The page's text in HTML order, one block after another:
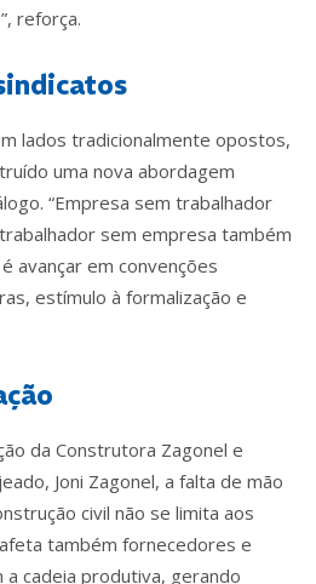
reforça.
lados tradicionalmente opostos,
uma nova abordagem
“Empresa sem trabalhador
sem empresa também
avançar em convenções
estímulo à formalização e
da Construtora Zagonel e
Joni Zagonel, a falta de mão
civil não se limita aos
também fornecedores e
cadeia produtiva, gerando